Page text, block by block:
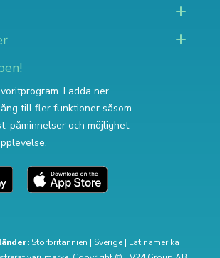
Ladda ner
till fler funktioner såsom
påminnelser och möjlighet
Storbritannien | Sverige| Latinamerika